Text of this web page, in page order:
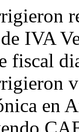
IVA
fiscal
en